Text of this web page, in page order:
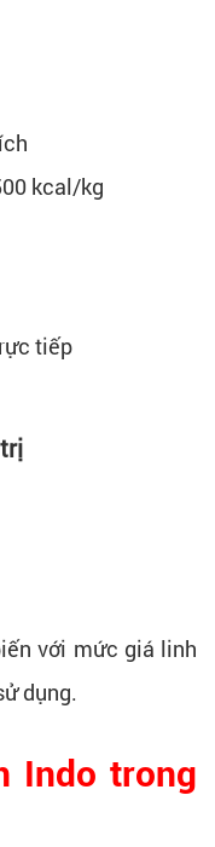
kcal/kg
tiếp
với mức giá linh
dụng.
Indo trong